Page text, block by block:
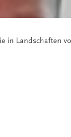
in Landschaften